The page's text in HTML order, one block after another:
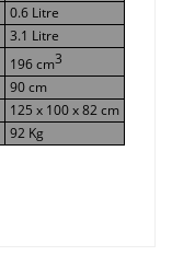
0.6 Litre
3.1 Litre
196 cm3
90 cm
125 x 100 x 82 cm
92 Kg